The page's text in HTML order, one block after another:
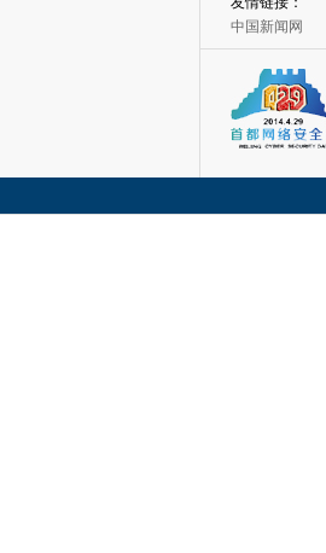
中国新闻网